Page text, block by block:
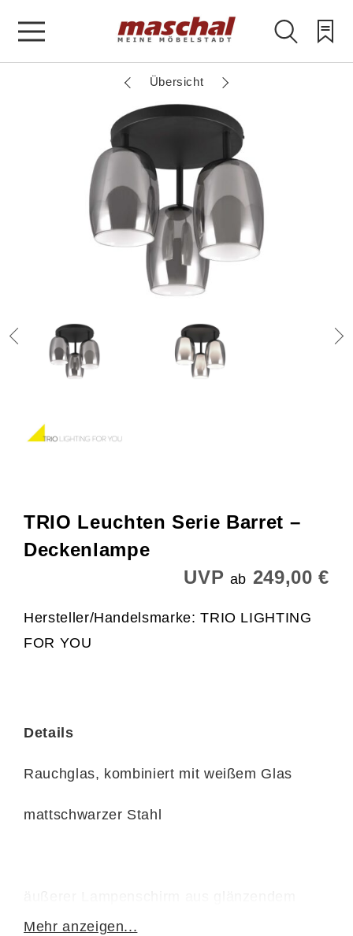
Übersicht
TRIO Leuchten Serie Barret –
Deckenlampe
UVP ab 249,00 €
Hersteller/Handelsmarke: TRIO LIGHTING
FOR YOU
Details
Rauchglas, kombiniert mit weißem Glas
mattschwarzer Stahl
transparentem Rauchglas
Mehr anzeigen...